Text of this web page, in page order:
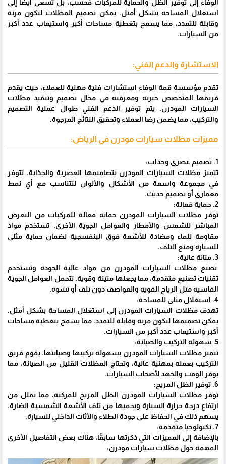
الوفاء إلى توفير الظل والحماية للمركبات فحسب، بل تسعى أيضًا إلى
استغلال المساحة بشكل أمثل. يمكن تصميم المظلات لتكون مرنة
وقابلة للتمدد، مما يسمح بتغطية مساحات أكبر واستيعاب عدد أكبر
من السيارات.
الاستشارة والدعم الفني:
تقدم مؤسسة قمة الوفاء استشارات فنية مهنية للعملاء، حيث يقدم
فريقها المتخصص خبرته ومعرفته في مجال تصميم وتنفيذ مظلات
السيارات المودرن. يتم توفير الدعم الفني طوال عملية التصميم
والتركيب، مما يضمن رضا العملاء وتحقيق النتائج المرجوة.
مميزات مظلات سيارات مودرن في الرياض:
1. تصميم عصري وجذاب:
تتميز مظلات السيارات المودرن بتصاميمها العصرية والجذابة. تتوفر
في مجموعة واسعة من الأشكال والألوان لتتناسب مع أي نمط
معماري أو تصميم حديث.
2. حماية فعالة:
توفر مظلات السيارات المودرن حماية فعالة للمركبات من التعرض
المباشر للشمس والأمطار والعوامل الجوية الأخرى. تستخدم مواد
مقاومة للماء ومضادة للأشعة فوق البنفسجية لضمان حماية مثلى
للسيارة ومنع التلف.
3. متانة عالية:
تصنع مظلات السيارات المودرن من مواد عالية الجودة وتستخدم
تقنيات تصنيع متقدمة، مما يجعلها متينة وقوية. تتحمل العوامل الجوية
القاسية مثل الرياح القوية والعواصف دون تلف أو تشوه.
4. استغلال مثلى للمساحة:
تهدف مظلات السيارات المودرن إلى استغلال المساحة بشكل أمثل.
يمكن تصميمها لتكون مرنة وقابلة للتمدد، مما يسمح بتغطية مساحات
أكبر واستيعاب عدد أكبر من السيارات.
5. سهولة التركيب والصيانة:
تتميز مظلات السيارات المودرن بسهولة تركيبها وصيانتها. يقوم فريق
التركيب بعمله بمهنية عالية، وتحتاج المظلات القليل من الصيانة، مما
يوفر الوقت والجهد لأصحاب السيارات.
6. توفير الظل المريح:
توفر مظلات السيارات المودرن الظل المريح للمركبة، مما يقلل من
ارتفاع درجة حرارة السيارة ويحميها من تلف الأشعة الشمسية الضارة.
يسهم ذلك في الحفاظ على جودة الطلاء والأثاث الداخلي للسيارة.
7. تكنولوجيا متقدمة:
بالإضافة إلى المميزات التي ذكرتها سابقًا، هناك بعض التفاصيل الأخرى
المهمة حول مظلات سيارات مودرن: